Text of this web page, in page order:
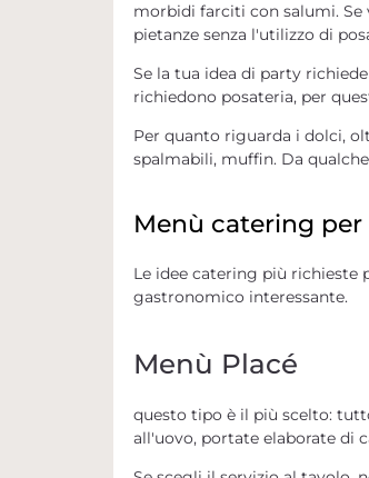
morbidi farciti con salumi.
pietanze senza l'utilizzo di
Se la tua idea di party
richiedono posateria, per
Per quanto riguarda i dolci,
spalmabili, muffin. Da
Menù catering
Le idee catering più
gastronomico interessante.
Menù Placé
questo tipo è il più scelto:
all'uovo, portate elaborate di